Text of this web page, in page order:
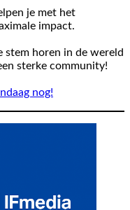
je met het
impact.
stem horen in de wereld
sterke community!
nog!